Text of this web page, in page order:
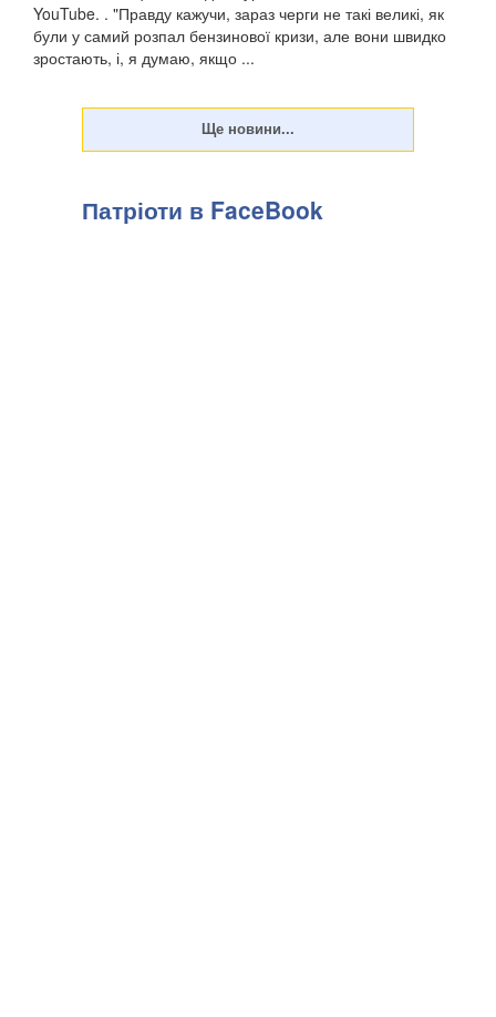
YouTube. . "Правду кажучи, зараз черги не такі великі, як
були у самий розпал бензинової кризи, але вони швидко
зростають, і, я думаю, якщо ...
Патріоти в FaceBook